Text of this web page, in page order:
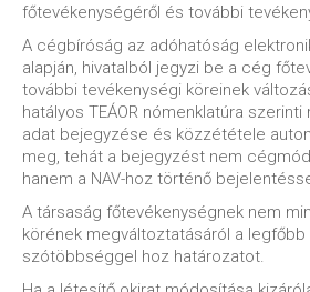
főtevékenységéről és további
A cégbíróság az adóhatóság
alapján, hivatalból jegyzi be a cég
további tevékenységi köreinek
hatályos TEÁOR nómenklatúra
adat bejegyzése és közzététele
meg, tehát a bejegyzést nem
hanem a NAV-hoz történő
A társaság főtevékenységnek nem
körének megváltoztatásáról a
szótöbbséggel hoz határozatot.